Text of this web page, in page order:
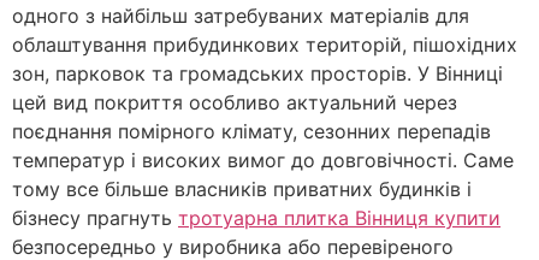
одного з найбільш затребуваних матеріалів для
облаштування прибудинкових територій, пішохідних
зон, парковок та громадських просторів. У Вінниці
цей вид покриття особливо актуальний через
поєднання помірного клімату, сезонних перепадів
температур і високих вимог до довговічності. Саме
тому все більше власників приватних будинків і
бізнесу прагнуть тротуарна плитка Вінниця купити
безпосередньо у виробника або перевіреного